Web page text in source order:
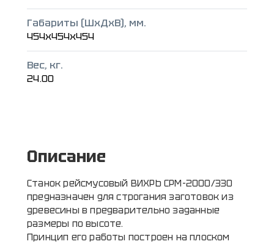
Габариты (ШxДxВ), мм.
454x454x454
Вес, кг.
24.00
Описание
Станок рейсмусовый ВИХРЬ СРМ-2000/330
предназначен для строгания заготовок из
древесины в предварительно заданные
размеры по высоте.
Принцип его работы построен на плоском